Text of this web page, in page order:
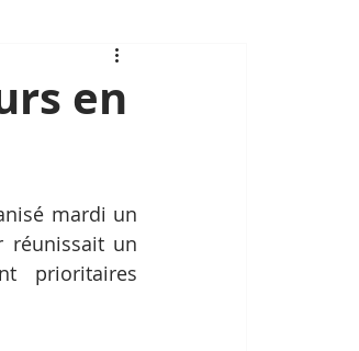
en
mardi un
réunissait un
prioritaires